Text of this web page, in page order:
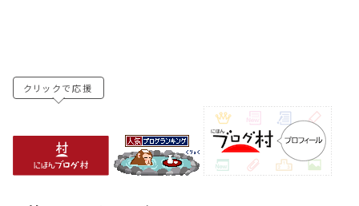
クリックで応援